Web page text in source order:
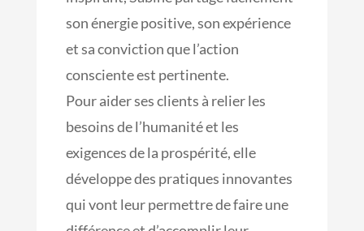
son énergie positive, son expérience
et sa conviction que l’action
consciente est pertinente.
Pour aider ses clients à relier les
besoins de l’humanité et les
exigences de la prospérité, elle
développe des pratiques innovantes
qui vont leur permettre de faire une